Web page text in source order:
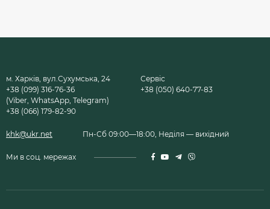
м. Харків, вул.Сухумська, 24
+38 (099) 316-76-36
(Viber, WhatsApp, Telegram)
+38 (066) 179-82-90
Сервіс
+38 (050) 640-77-83
khk@ukr.net Пн-Сб 09:00—18:00, Неділя — вихідний
Ми в соц. мережах